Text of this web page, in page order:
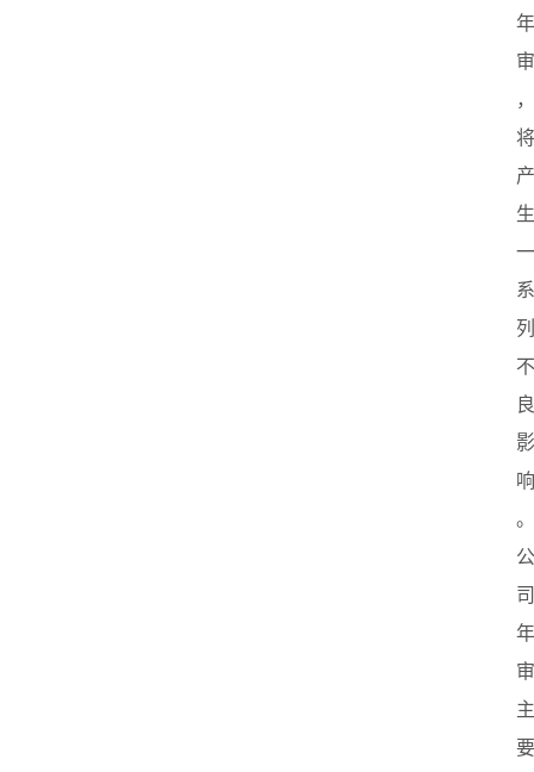
年
审
，
将
产
生
一
系
列
不
良
影
响
。
公
司
年
审
主
要